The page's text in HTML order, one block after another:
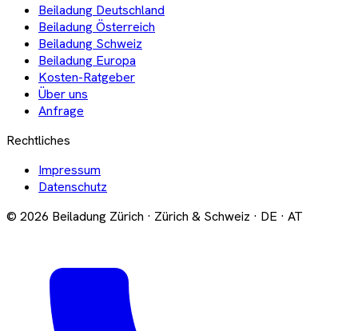
Beiladung Deutschland
Beiladung Österreich
Beiladung Schweiz
Beiladung Europa
Kosten-Ratgeber
Über uns
Anfrage
Rechtliches
Impressum
Datenschutz
© 2026 Beiladung Zürich · Zürich & Schweiz · DE · AT